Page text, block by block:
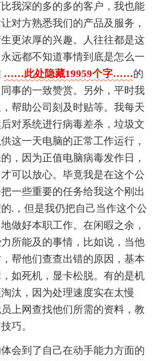
我深的多的多的客户，我也能
对方熟悉我们的产品及服务，
更浓厚的兴趣。人往往都是这
远都不知道事情到底是怎么一
……此处隐藏19959个字……的
事的一致赞赏。另外，平时我
帮助公司刻及时贴等。我每天
对系统进行病毒差杀，垃圾文
这一天电脑的正常工作运行，
，因为正值电脑病毒发作日，
可以放心。毕竟我是在这个公
一些重要的任务给我这个刚出
.，但是我仍把自己当作这个公
做好本职工作。在闲暇之余，
所能及的事情，比如说，当他
帮他们查查出错的原因，基本
如死机，显卡松脱。有的是机
汰，因为处理速度实在太慢
上网查找他们所需的资料，教
巧。
会到了自己在动手能力方面的